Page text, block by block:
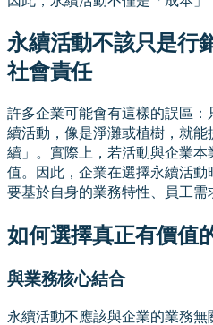
永續活動不該只是行
社會責任
許多企業可能會有這樣的誤區
續活動，像是淨灘或植樹，就
續」。實際上，若活動與企業
值。因此，企業在選擇永續活
要基於自身的業務特性、員工需
如何選擇真正有價值
與業務核心結合
永續活動不應該與企業的業務無